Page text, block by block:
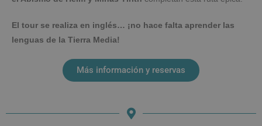
El tour se realiza en inglés… ¡no hace falta aprender las
lenguas de la Tierra Media!
Más información y reservas